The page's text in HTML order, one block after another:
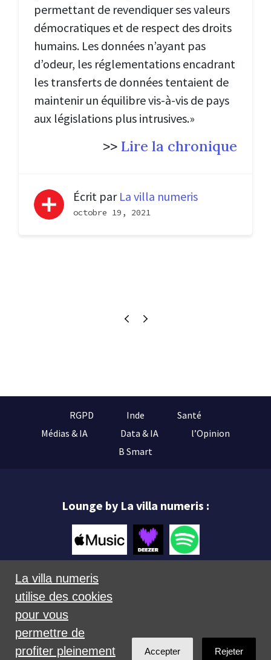
permettant de revendiquer ses valeurs
démocratiques et de respect des droits
humains. Les données n’ayant pas
d’odeur, les réglementations encadrant
les transferts de données tentaient de
maintenir un équilibre vis-à-vis de pays
aux législations plus intrusives.»
>> Lire la chronique
Écrit par La villa numeris
octobre 19, 2021
RGPD Inde
Santé
Médias & IA
Data & IA
l’Opinion
B Smart
Lounge by La villa numeris :
La villa numeris
utilise des cookies
pour vous
permettre de
profiter pleinement
Accepter Rejeter